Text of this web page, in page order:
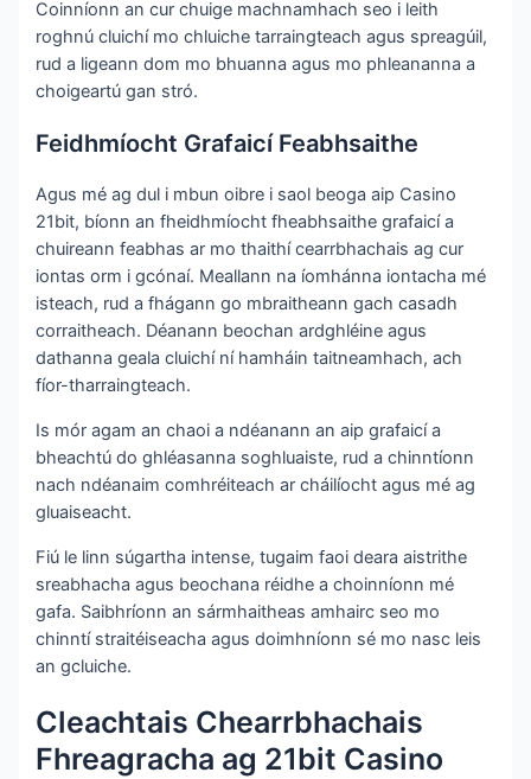
Coinníonn an cur chuige machnamhach seo i leith
roghnú cluichí mo chluiche tarraingteach agus spreagúil,
rud a ligeann dom mo bhuanna agus mo phleananna a
choigeartú gan stró.
Feidhmíocht Grafaicí Feabhsaithe
Agus mé ag dul i mbun oibre i saol beoga aip Casino
21bit, bíonn an fheidhmíocht fheabhsaithe grafaicí a
chuireann feabhas ar mo thaithí cearrbhachais ag cur
iontas orm i gcónaí. Meallann na íomhánna iontacha mé
isteach, rud a fhágann go mbraitheann gach casadh
corraitheach. Déanann beochan ardghléine agus
dathanna geala cluichí ní hamháin taitneamhach, ach
fíor-tharraingteach.
Is mór agam an chaoi a ndéanann an aip grafaicí a
bheachtú do ghléasanna soghluaiste, rud a chinntíonn
nach ndéanaim comhréiteach ar cháilíocht agus mé ag
gluaiseacht.
Fiú le linn súgartha intense, tugaim faoi deara aistrithe
sreabhacha agus beochana réidhe a choinníonn mé
gafa. Saibhríonn an sármhaitheas amhairc seo mo
chinntí straitéiseacha agus doimhníonn sé mo nasc leis
an gcluiche.
Cleachtais Chearrbhachais
Fhreagracha ag 21bit Casino